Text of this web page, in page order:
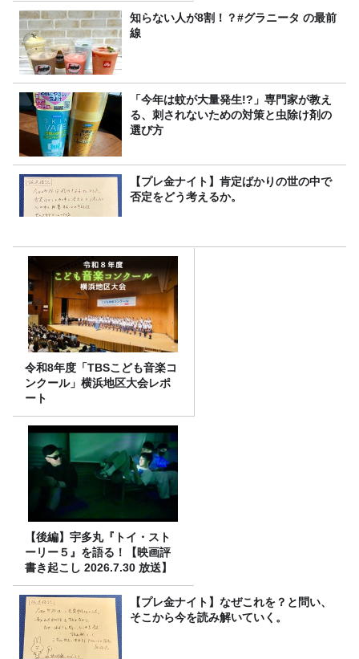
知らない人が8割！？#グラニータ の最前
線
「今年は蚊が大量発生!?」専門家が教え
る、刺されないための対策と虫除け剤の
選び方
【プレ金ナイト】肯定ばかりの世の中で
否定をどう考えるか。
令和8年度「TBSこども音楽コ
ンクール」横浜地区大会レポ
ート
【後編】宇多丸『トイ・スト
ーリー５』を語る！【映画評
書き起こし 2026.7.30 放送】
【プレ金ナイト】なぜこれを？と問い、
そこから今を読み解いていく。